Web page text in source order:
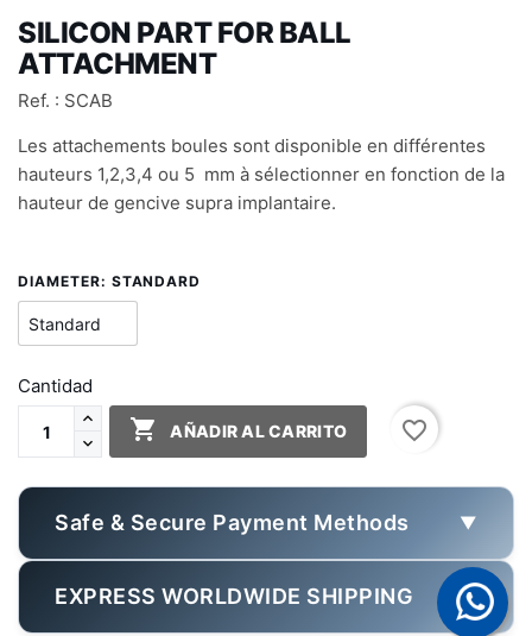
SILICON PART FOR BALL
ATTACHMENT
Ref. : SCAB
Les attachements boules sont disponible en différentes
hauteurs 1,2,3,4 ou 5 mm à sélectionner en fonction de la
hauteur de gencive supra implantaire.
DIAMETER: STANDARD
Cantidad
 AÑADIR AL CARRITO favorite_border
Safe & Secure Payment Methods ▼
EXPRESS WORLDWIDE SHIPPING ▼